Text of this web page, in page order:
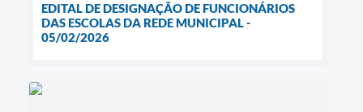
EDITAL DE DESIGNAÇÃO DE FUNCIONÁRIOS
DAS ESCOLAS DA REDE MUNICIPAL -
05/02/2026